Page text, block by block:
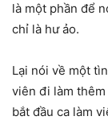
là một phần để
chỉ là hư ảo.
Lại nói về một
viên đi làm
bắt đầu ca làm